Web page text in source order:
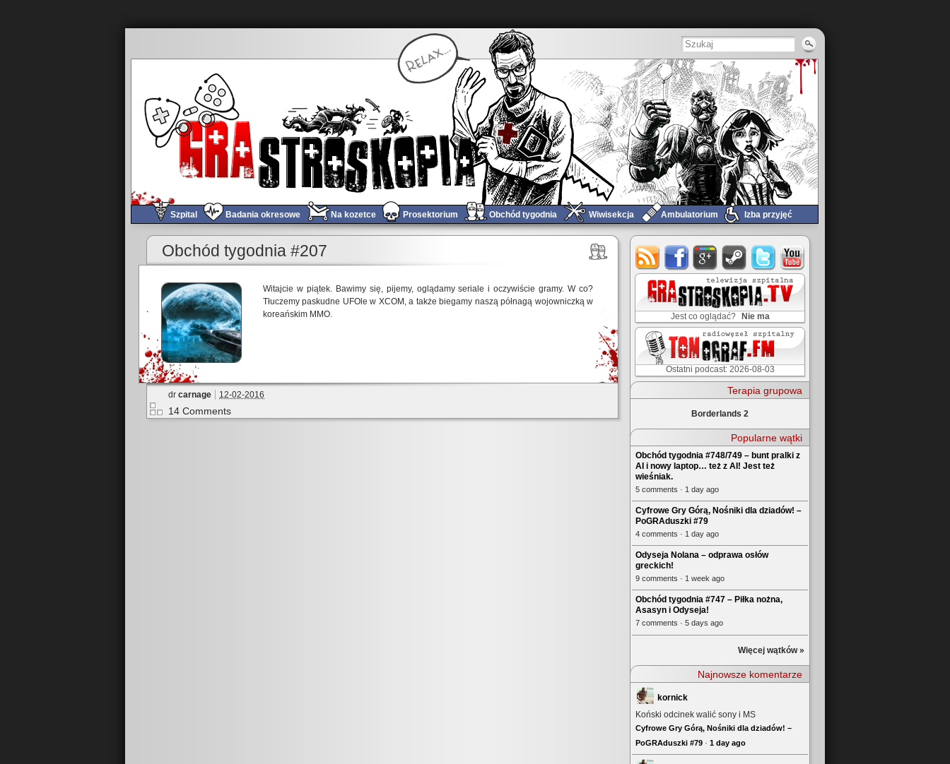
Szpital Badania okresowe Na kozetce Prosektorium Obchód tygodnia Wiwisekcja Ambulatorium Izba przyjęć
Obchód tygodnia #207
Witajcie w piątek. Bawimy się, pijemy, oglądamy seriale i oczywiście gramy. W co?
Tłuczemy paskudne UFOle w XCOM, a także biegamy naszą półnagą wojowniczką w
koreańskim MMO.
dr carnage 12-02-2016
14 Comments
Jest co oglądać? Nie ma
Ostatni podcast: 2026-08-03
Terapia grupowa
Borderlands 2
Popularne wątki
Obchód tygodnia #748/749 – bunt pralki z
AI i nowy laptop… też z AI! Jest też
wieśniak.
5 comments · 1 day ago
Cyfrowe Gry Górą, Nośniki dla dziadów! –
PoGRAduszki #79
4 comments · 1 day ago
Odyseja Nolana – odprawa osłów
greckich!
9 comments · 1 week ago
Obchód tygodnia #747 – Piłka nożna,
Asasyn i Odyseja!
7 comments · 5 days ago
Więcej wątków »
Najnowsze komentarze
kornick
Koński odcinek walić sony i MS
Cyfrowe Gry Górą, Nośniki dla dziadów! –
PoGRAduszki #79 · 1 day ago